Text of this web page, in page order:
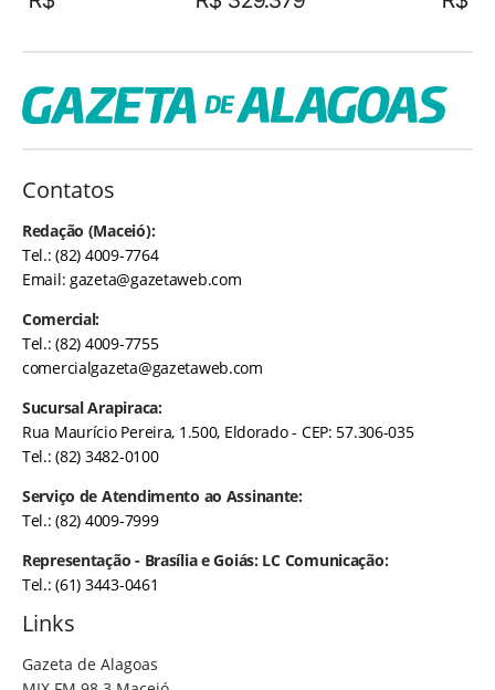
Contatos
Redação (Maceió):
Tel.: (82) 4009-7764
Email:gazeta@gazetaweb.com
Comercial:
Tel.: (82) 4009-7755
comercialgazeta@gazetaweb.com
Sucursal Arapiraca:
Rua Maurício Pereira, 1.500, Eldorado - CEP: 57.306-035
Tel.: (82) 3482-0100
Serviço de Atendimento ao Assinante:
Tel.: (82) 4009-7999
Representação - Brasília e Goiás: LC Comunicação:
Tel.: (61) 3443-0461
Links
Gazeta de Alagoas